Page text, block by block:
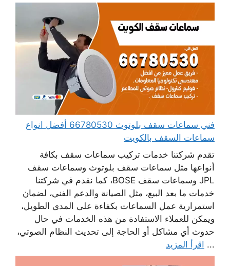
فني سماعات سقف بلوتوث 66780530 أفضل انواع
سماعات السقف بالكويت
تقدم شركتنا خدمات تركيب سماعات سقف بكافة
أنواعها مثل سماعات سقف بلوتوث وسماعات سقف
JPL وسماعات سقف BOSE، كما نقدم في شركتنا
خدمات ما بعد البيع، مثل الصيانة والدعم الفني، لضمان
استمرارية عمل السماعات بكفاءة على المدى الطويل،
ويمكن للعملاء الاستفادة من هذه الخدمات في حال
حدوث أي مشاكل أو الحاجة إلى تحديث النظام الصوتي،
... اقرأ المزيد